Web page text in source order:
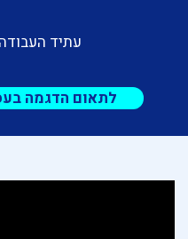
עתיד
לתאום הדגמה